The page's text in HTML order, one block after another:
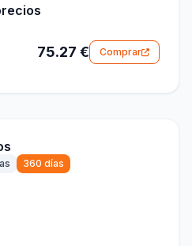
75.27 € Comprar
360 días